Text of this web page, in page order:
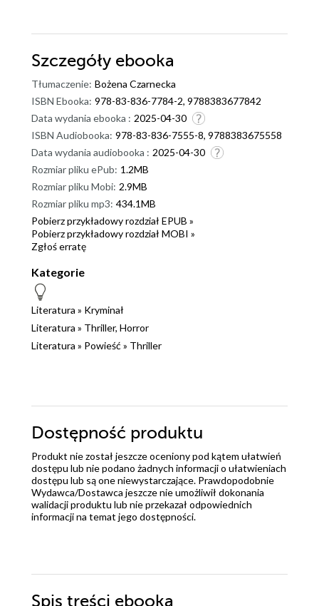
Szczegóły ebooka
Tłumaczenie: Bożena Czarnecka
ISBN Ebooka: 978-83-836-7784-2, 9788383677842
Data wydania ebooka : 2025-04-30
ISBN Audiobooka: 978-83-836-7555-8, 9788383675558
Data wydania audiobooka : 2025-04-30
Rozmiar pliku ePub: 1.2MB
Rozmiar pliku Mobi: 2.9MB
Rozmiar pliku mp3: 434.1MB
Pobierz przykładowy rozdział EPUB »
Pobierz przykładowy rozdział MOBI »
Zgłoś erratę
Kategorie
Literatura » Kryminał
Literatura » Thriller, Horror
Literatura » Powieść » Thriller
Dostępność produktu
Produkt nie został jeszcze oceniony pod kątem ułatwień
dostępu lub nie podano żadnych informacji o ułatwieniach
dostępu lub są one niewystarczające. Prawdopodobnie
Wydawca/Dostawca jeszcze nie umożliwił dokonania
walidacji produktu lub nie przekazał odpowiednich
informacji na temat jego dostępności.
Spis treści ebooka